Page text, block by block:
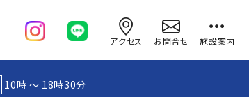
アクセス お問合せ 施設案内
10時 ～ 18時30分